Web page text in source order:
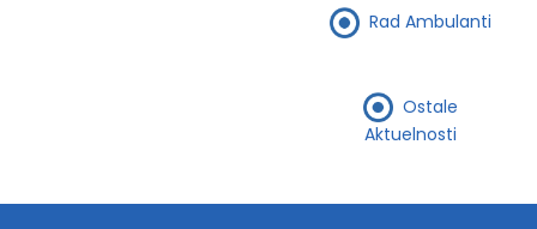
Rad Ambulanti
Ostale
Aktuelnosti